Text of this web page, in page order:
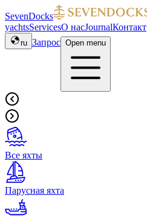
SevenDocks
yachtsServicesО насJournalКонтакт
ru Запрос Open menu
Все яхты
Парусная яхта